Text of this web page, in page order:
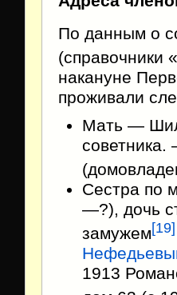
По данным о
(справочники «
накануне
проживали
Мать —
Сестра по
—?), дочь
замужем[19]
1913